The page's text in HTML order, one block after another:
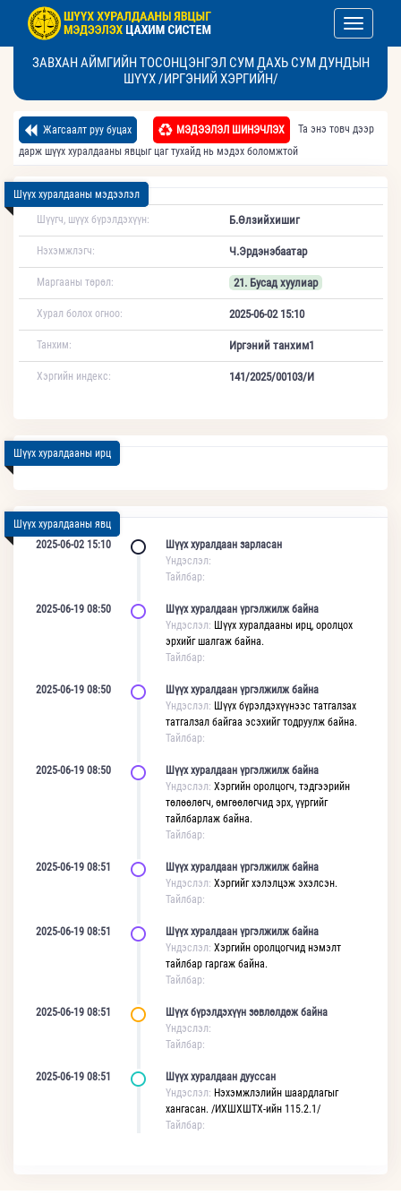
Toggle
ЗАВХАН АЙМГИЙН ТОСОНЦЭНГЭЛ СУМ ДАХЬ СУМ ДУНДЫН
ШҮҮХ /ИРГЭНИЙ ХЭРГИЙН/
Жагсаалт руу буцах МЭДЭЭЛЭЛ ШИНЭЧЛЭХ
Та энэ товч дээр
дарж шүүх хуралдааны явцыг цаг тухайд нь мэдэх боломжтой
Шүүх хуралдааны мэдээлэл
Шүүгч, шүүх бүрэлдэхүүн:
Б.Өлзийхишиг
Нэхэмжлэгч: Ч.Эрдэнэбаатар
Маргааны төрөл: 21. Бусад хуулиар
Хурал болох огноо: 2025-06-02 15:10
Танхим: Иргэний танхим1
Хэргийн индекс: 141/2025/00103/И
Шүүх хуралдааны ирц
Шүүх хуралдааны явц
2025-06-02 15:10
Шүүх хуралдаан зарласан
Үндэслэл:
Тайлбар:
2025-06-19 08:50
Шүүх хуралдаан үргэлжилж байна
Үндэслэл: Шүүх хуралдааны ирц, оролцох
эрхийг шалгаж байна.
Тайлбар:
2025-06-19 08:50
Шүүх хуралдаан үргэлжилж байна
Үндэслэл: Шүүх бүрэлдэхүүнээс татгалзах
татгалзал байгаа эсэхийг тодруулж байна.
Тайлбар:
2025-06-19 08:50
Шүүх хуралдаан үргэлжилж байна
Үндэслэл: Хэргийн оролцогч, тэдгээрийн
төлөөлөгч, өмгөөлөгчид эрх, үүргийг
тайлбарлаж байна.
Тайлбар:
2025-06-19 08:51
Шүүх хуралдаан үргэлжилж байна
Үндэслэл: Хэргийг хэлэлцэж эхэлсэн.
Тайлбар:
2025-06-19 08:51
Шүүх хуралдаан үргэлжилж байна
Үндэслэл: Хэргийн оролцогчид нэмэлт
тайлбар гаргаж байна.
Тайлбар:
2025-06-19 08:51
Шүүх бүрэлдэхүүн зөвлөлдөж байна
Үндэслэл:
Тайлбар:
2025-06-19 08:51
Шүүх хуралдаан дууссан
Үндэслэл: Нэхэмжлэлийн шаардлагыг
хангасан. /ИХШХШТХ-ийн 115.2.1/
Тайлбар: